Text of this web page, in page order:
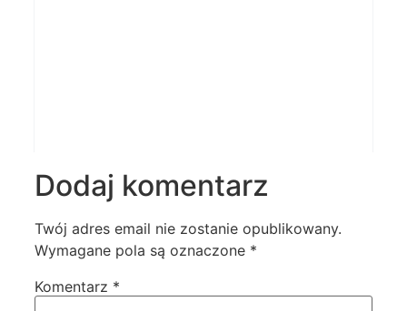
Dodaj komentarz
Twój adres email nie zostanie opublikowany.
Wymagane pola są oznaczone *
Komentarz *